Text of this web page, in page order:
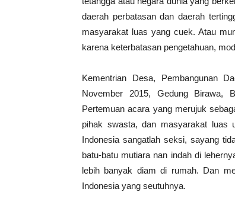
daerah perbatasan dan daerah
masyarakat luas yang cuek. Atau
karena keterbatasan pengetahuan,
Kementrian Desa, Pembangunan
November 2015, Gedung Birawa,
Pertemuan acara yang merujuk
pihak swasta, dan masyarakat luas
Indonesia sangatlah seksi, sayang
batu-batu mutiara nan indah di
lebih banyak diam di rumah. Dan
Indonesia yang seutuhnya.